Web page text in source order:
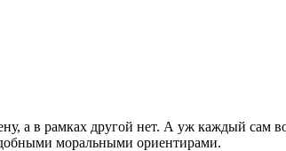
а в рамках другой нет. А уж каждый сам
моральными ориентирами.